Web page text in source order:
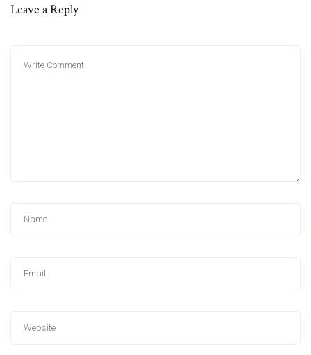
Leave a Reply